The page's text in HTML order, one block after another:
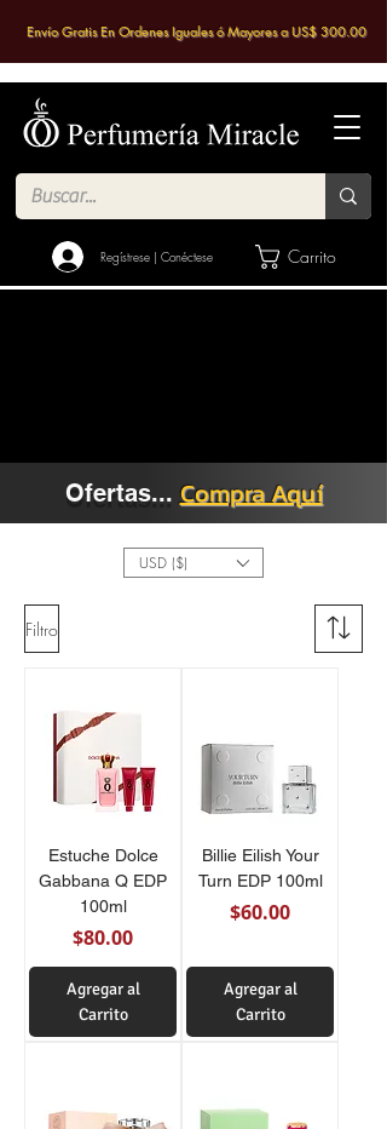
Regístrese | Conéctese Carrito
Envío Gratis En Ordenes Iguales ó Mayores a US$ 300.00
Ofertas... Compra Aquí
USD ($)
Árabes y Mas
Filtro
Estuche Dolce
Gabbana Q EDP
100ml
Precio
$80.00
Agregar al
Carrito
Billie Eilish Your
Turn EDP 100ml
Precio
$60.00
Agregar al
Carrito